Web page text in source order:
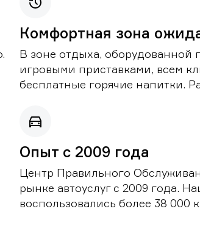
Комфортная зона
В зоне отдыха, оборудованной
игровыми приставками, всем
бесплатные горячие напитки.
Опыт с 2009 года
Центр Правильного
рынке автоуслуг с 2009 года.
воспользовались более 38 000